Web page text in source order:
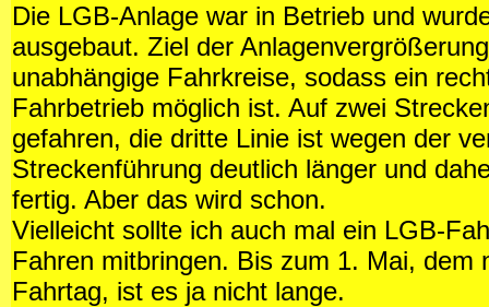
Die LGB-Anlage war in Betrieb und
ausgebaut. Ziel der
unabhängige Fahrkreise, sodass ein
Fahrbetrieb möglich ist. Auf zwei
gefahren, die dritte Linie ist wegen der
Streckenführung deutlich länger und
fertig. Aber das wird schon.
Vielleicht sollte ich auch mal ein LGB-
Fahren mitbringen. Bis zum 1. Mai, dem
Fahrtag, ist es ja nicht lange.